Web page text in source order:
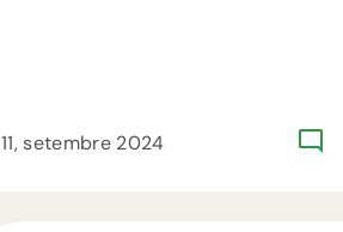
11, setembre 2024